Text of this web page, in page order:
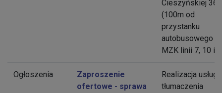
Cieszyńskiej 365
(100m od
przystanku
autobusowego
MZK linii 7, 10 i
Ogłoszenia
Zaproszenie
ofertowe - sprawa
Realizacja usługi
tłumaczenia